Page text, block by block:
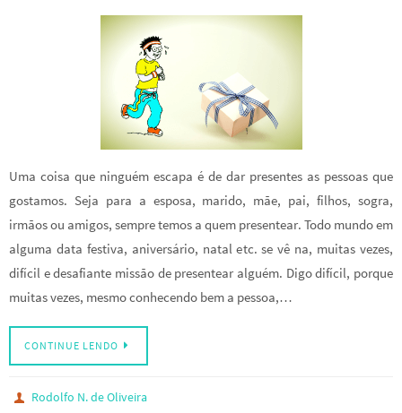
Uma coisa que ninguém escapa é de dar presentes as pessoas que
gostamos. Seja para a esposa, marido, mãe, pai, filhos, sogra,
irmãos ou amigos, sempre temos a quem presentear. Todo mundo em
alguma data festiva, aniversário, natal etc. se vê na, muitas vezes,
difícil e desafiante missão de presentear alguém. Digo difícil, porque
muitas vezes, mesmo conhecendo bem a pessoa,…
CONTINUE LENDO
Rodolfo N. de Oliveira